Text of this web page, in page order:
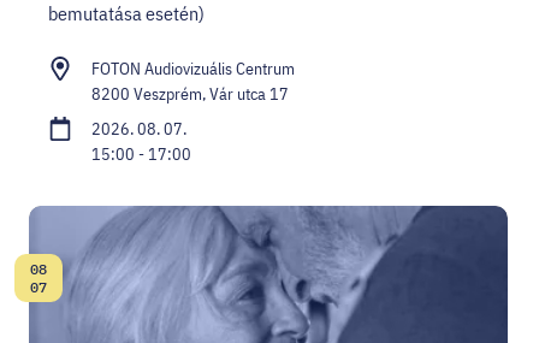
bemutatása esetén)
FOTON Audiovizuális Centrum
8200 Veszprém, Vár utca 17
2026. 08. 07.
15:00 - 17:00
Dátum:
08
07